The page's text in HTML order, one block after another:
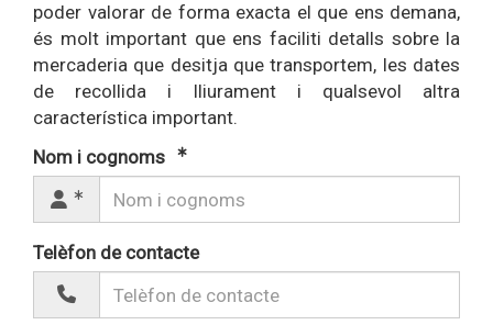
poder valorar de forma exacta el que ens demana,
és molt important que ens faciliti detalls sobre la
mercaderia que desitja que transportem, les dates
de recollida i lliurament i qualsevol altra
característica important.
Nom i cognoms
Telèfon de contacte